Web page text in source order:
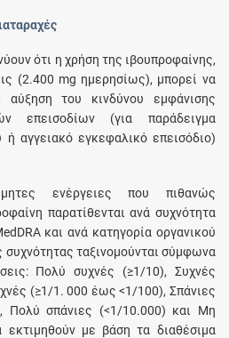
ότι η χρήση της ιβουπροφαίνης,
(2.400 mg ημερησίως), μπορεί να
αύξηση του κινδύνου εμφάνισης
επεισοδίων (για παράδειγμα
αγγειακό εγκεφαλικό επεισόδιο)
ενέργειες που πιθανώς
παρατίθενται ανά συχνότητα
και ανά κατηγορία οργανικού
συχνότητας ταξινομούνται σύμφωνα
Πολύ συχνές (≥1/10), Συχνές
(≥1/1. 000 έως <1/100), Σπάνιες
Πολύ σπάνιες (<1/10.000) και Μη
με βάση τα διαθέσιμα